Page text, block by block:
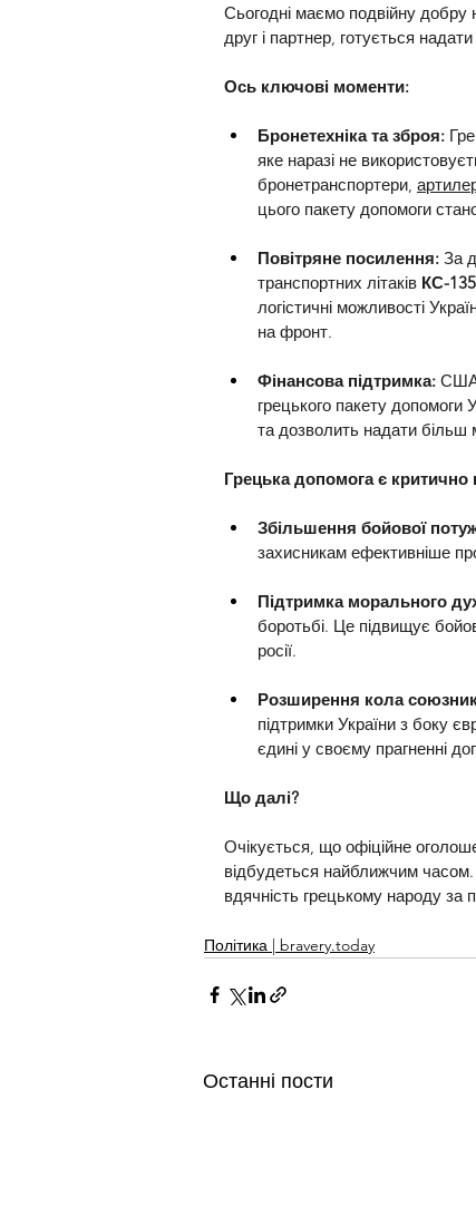
Сьогодні маємо подвійну добру
друг і партнер, готується
Ось ключові моменти:
Бронетехніка та зброя:
яке наразі не
бронетранспортери,
цього пакету допомоги
Повітряне посилення: За
транспортних літаків КС-135
логістичні можливості
на фронт.
Фінансова підтримка: США
грецького пакету
та дозволить надати більш
Грецька допомога є
Збільшення бойової
захисникам ефективніше
Підтримка морального
боротьбі. Це підвищує
росії.
Розширення кола
підтримки України з боку
єдині у своєму прагненні
Що далі?
Очікується, що офіційне
відбудеться найближчим
вдячність грецькому народу за
Політика | bravery.today
Останні пости